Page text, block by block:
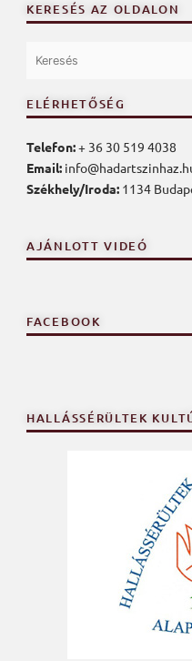
KERESÉS AZ OLDALON
ELÉRHETŐSÉG
Telefon:+ 36 30 519 4038
Email:
Székhely/Iroda: 1134
AJÁNLOTT VIDEÓ
FACEBOOK
HALLÁSSÉRÜLTEK